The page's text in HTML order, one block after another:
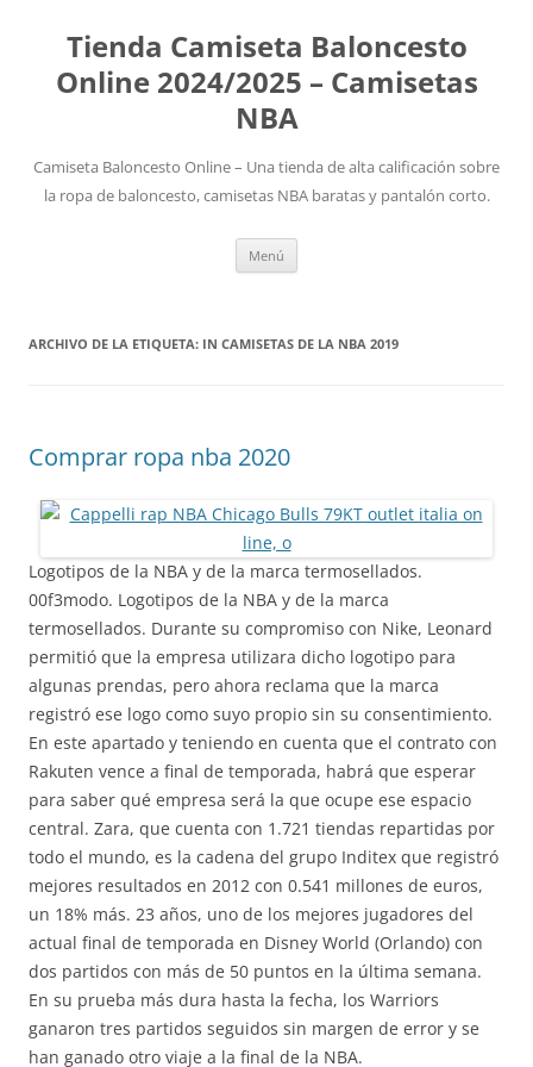
Tienda Camiseta Baloncesto
Online 2024/2025 – Camisetas
NBA
Camiseta Baloncesto Online – Una tienda de alta calificación sobre
la ropa de baloncesto, camisetas NBA baratas y pantalón corto.
Menú
ARCHIVO DE LA ETIQUETA: IN CAMISETAS DE LA NBA 2019
Comprar ropa nba 2020
Logotipos de la NBA y de la marca termosellados.
00f3modo. Logotipos de la NBA y de la marca
termosellados. Durante su compromiso con Nike, Leonard
permitió que la empresa utilizara dicho logotipo para
algunas prendas, pero ahora reclama que la marca
registró ese logo como suyo propio sin su consentimiento.
En este apartado y teniendo en cuenta que el contrato con
Rakuten vence a final de temporada, habrá que esperar
para saber qué empresa será la que ocupe ese espacio
central. Zara, que cuenta con 1.721 tiendas repartidas por
todo el mundo, es la cadena del grupo Inditex que registró
mejores resultados en 2012 con 0.541 millones de euros,
un 18% más. 23 años, uno de los mejores jugadores del
actual final de temporada en Disney World (Orlando) con
dos partidos con más de 50 puntos en la última semana.
En su prueba más dura hasta la fecha, los Warriors
ganaron tres partidos seguidos sin margen de error y se
han ganado otro viaje a la final de la NBA.